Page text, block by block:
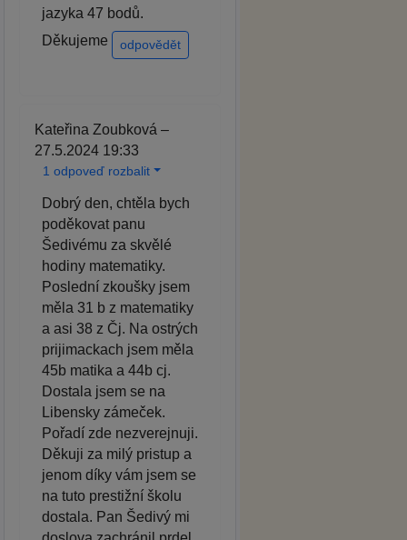
jazyka 47 bodů.
Děkujeme
odpovědět
Kateřina Zoubková –
27.5.2024 19:33
1 odpoveď rozbalit
Dobrý den, chtěla bych
poděkovat panu
Šedivému za skvělé
hodiny matematiky.
Poslední zkoušky jsem
měla 31 b z matematiky
a asi 38 z Čj. Na ostrých
prijimackach jsem měla
45b matika a 44b cj.
Dostala jsem se na
Libensky zámeček.
Pořadí zde nezverejnuji.
Děkuji za milý pristup a
jenom díky vám jsem se
na tuto prestižní školu
dostala. Pan Šedivý mi